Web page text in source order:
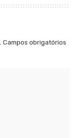
Campos obrigatórios